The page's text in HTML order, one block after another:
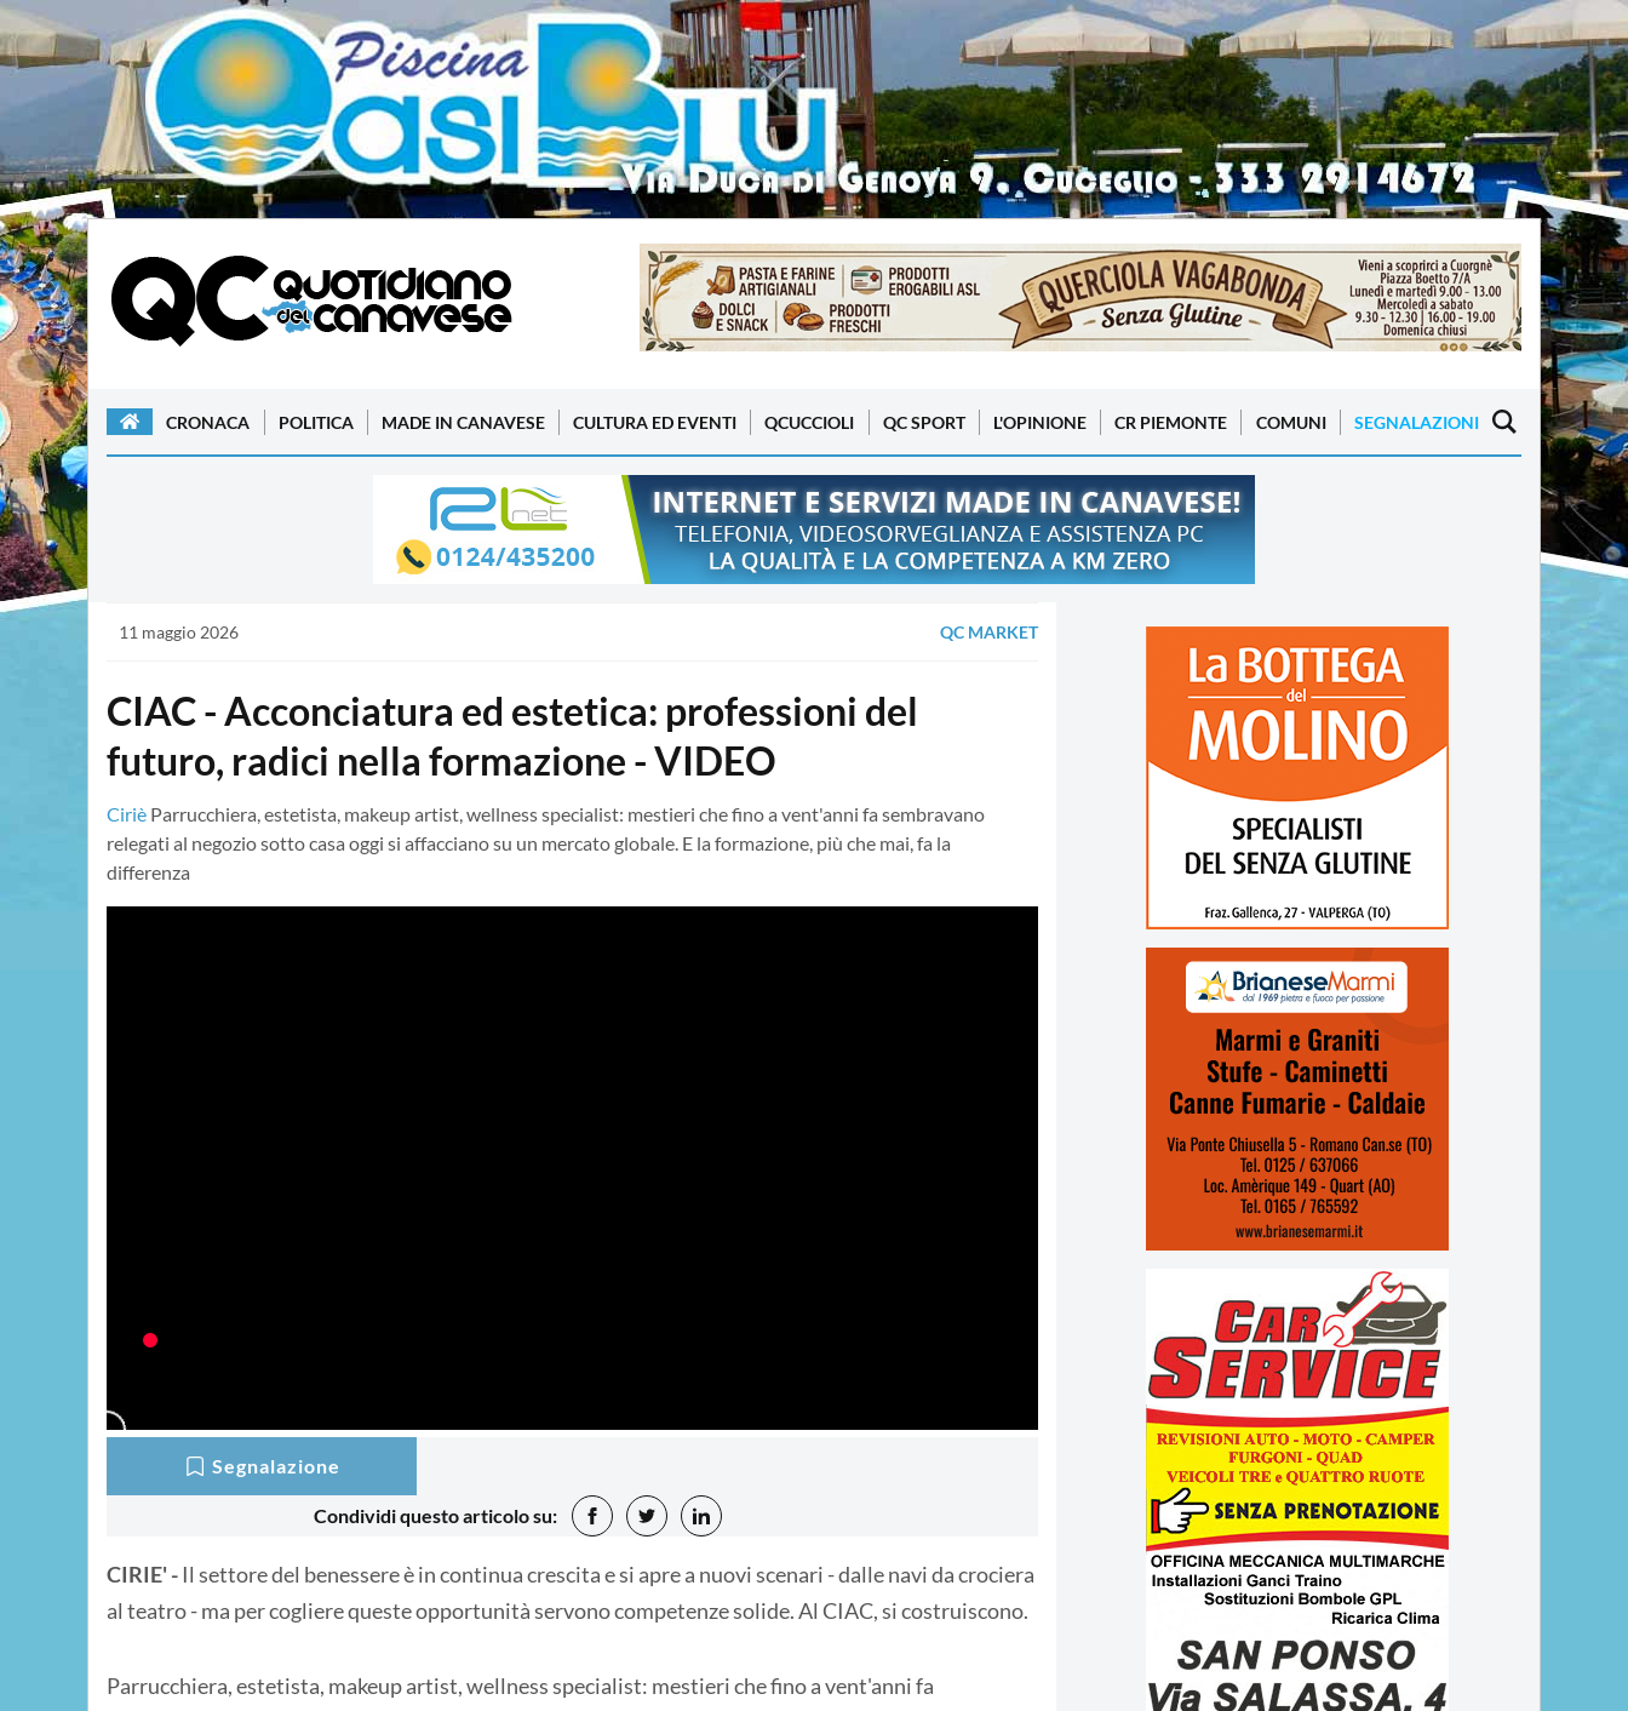
CRONACA POLITICA MADE IN CANAVESE CULTURA ED EVENTI QCUCCIOLI QC SPORT L'OPINIONE CR PIEMONTE COMUNI SEGNALAZIONI
11 maggio 2026 QC MARKET
CIAC - Acconciatura ed estetica: professioni del
futuro, radici nella formazione - VIDEO
Ciriè Parrucchiera, estetista, makeup artist, wellness specialist: mestieri che fino a vent'anni fa sembravano
relegati al negozio sotto casa oggi si affacciano su un mercato globale. E la formazione, più che mai, fa la
differenza
Segnalazione
Condividi questo articolo su:
CIRIE' - Il settore del benessere è in continua crescita e si apre a nuovi scenari - dalle navi da crociera
al teatro - ma per cogliere queste opportunità servono competenze solide. Al CIAC, si costruiscono.
Parrucchiera, estetista, makeup artist, wellness specialist: mestieri che fino a vent'anni fa